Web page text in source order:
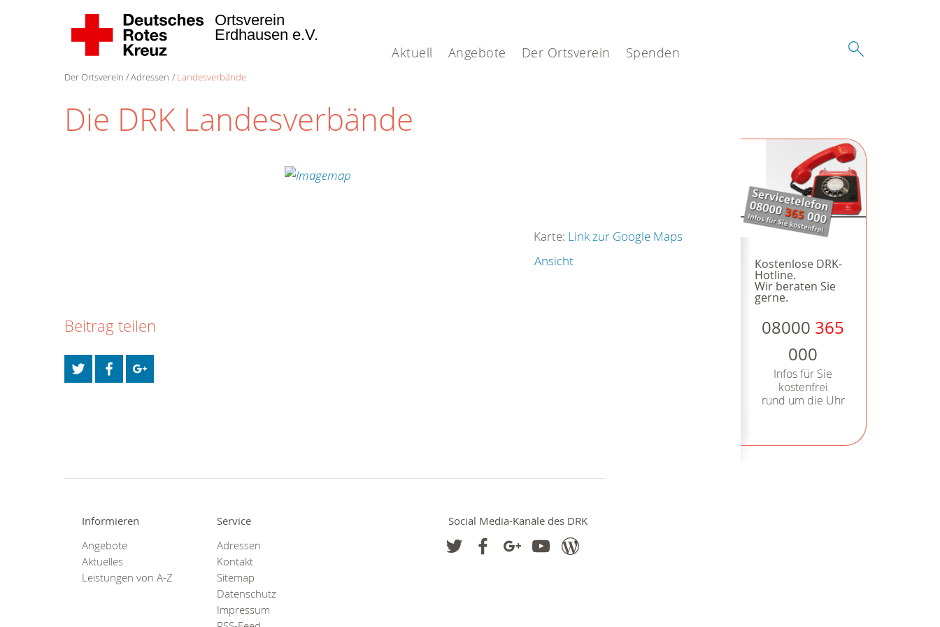
Aktuell Angebote Der Ortsverein Spenden
Ortsverein
Erdhausen e.V.
Der Ortsverein Adressen Landesverbände
Die DRK Landesverbände
Kostenlose DRK-
Hotline.
Wir beraten Sie
gerne.
08000 365
000
Infos für Sie
kostenfrei
rund um die Uhr
Karte: Link zur Google Maps
Ansicht
Beitrag teilen
Informieren
Angebote
Aktuelles
Leistungen von A-Z
Service
Adressen
Kontakt
Sitemap
Datenschutz
Impressum
Social Media-Kanäle des DRK